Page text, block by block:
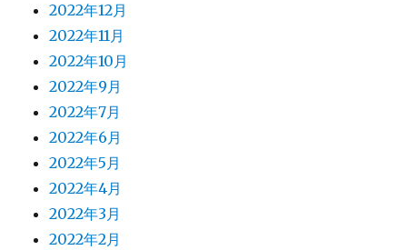
2022年12月
2022年11月
2022年10月
2022年9月
2022年7月
2022年6月
2022年5月
2022年4月
2022年3月
2022年2月